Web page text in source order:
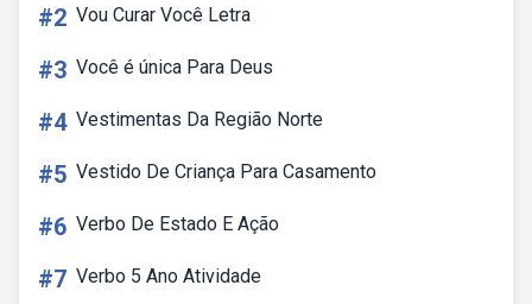
#2 Vou Curar Você Letra
#3 Você é única Para Deus
#4 Vestimentas Da Região Norte
#5 Vestido De Criança Para Casamento
#6 Verbo De Estado E Ação
#7 Verbo 5 Ano Atividade